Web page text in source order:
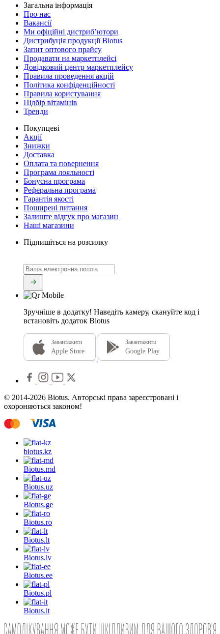
Загальна інформація
Про нас
Вакансії
Ми офіційні дистриб’ютори
Дистрибуція продукції Biotus
Запит оптового прайсу
Продавати на маркетплейсі
Довідковий центр маркетплейсу
Правила проведення акцій
Політика конфіденційності
Правила користування
Підбір вітамінів
Тренди
Покупцеві
Акції
Знижки
Доставка
Оплата та повернення
Програма лояльності
Бонусна програма
Реферальна програма
Гарантія якості
Поширені питання
Залиште відгук про магазин
Наші магазини
Підпишіться на розсилку
Зручніше в додатку! Наведіть камеру, скануйте код і
встановіть додаток Biotus
Завантажити
Apple Store
Завантажити
Google Play
© 2014-2026 Biotus. Авторські права зареєстровані і
охороняються законом!
biotus.kz
Biotus.md
Biotus.uz
Biotus.ge
Biotus.ro
Biotus.lt
Biotus.lv
Biotus.ee
Biotus.pl
Biotus.it